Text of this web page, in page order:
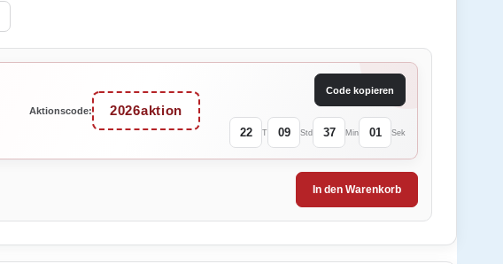
Aktionscode: 2026aktion
Code kopieren
22 T 09 Std 37 Min 01 Sek
In den Warenkorb